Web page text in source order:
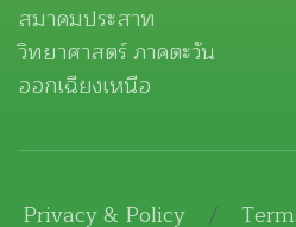
สมาคมประสาท
วิทยาศาสตร์ ภาคตะวัน
ออกเฉียงเหนือ
Privacy & Policy /